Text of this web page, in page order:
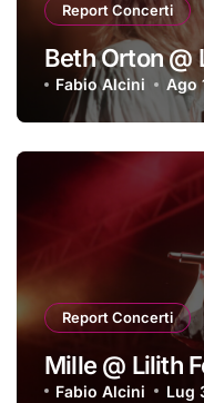
Report Concerti
Beth Orton @
Fabio Alcini Ago
Report Concerti
Mille @ Lilith
Fabio Alcini Lug